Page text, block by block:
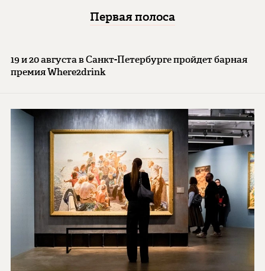
Первая полоса
19 и 20 августа в Санкт-Петербурге пройдет барная
премия Where2drink